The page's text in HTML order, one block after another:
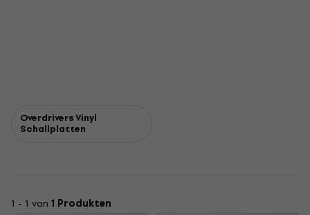
Overdrivers Vinyl
Schallplatten
1 - 1 von 1 Produkten